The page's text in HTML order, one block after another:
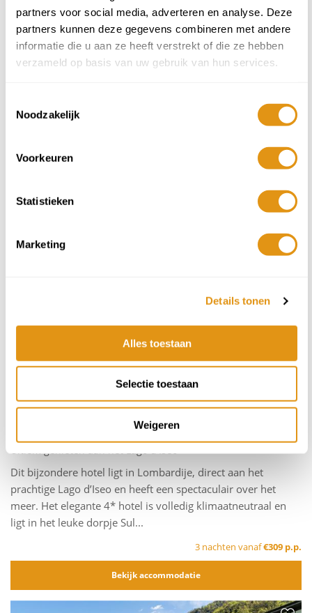
partners voor social media, adverteren en analyse. Deze
partners kunnen deze gegevens combineren met andere
informatie die u aan ze heeft verstrekt of die ze hebben
verzameld op basis van uw gebruik van hun services.
Noodzakelijk
Voorkeuren
Statistieken
Marketing
Details tonen
Alles toestaan
Selectie toestaan
Weigeren
Relais d'Iseo - Lombardije - Lago d'Iseo
Prachtige plek aan het Lago d'Iseo
Dit prachtige relais ligt in het hart van de streek Franciacorta,
Italiaanse alternatief op Champagne. Het relais is een soort
kleine borgo, met m...
3 nachten vanaf€345 p.p.
Dit bijzondere hotel ligt in Lombardije, direct aan het
prachtige Lago d’Iseo en heeft een spectaculair over het
meer. Het elegante 4* hotel is volledig klimaatneutraal en
ligt in het leuke dorpje Sul...
3 nachten vanaf€309 p.p.
Bekijk accommodatie